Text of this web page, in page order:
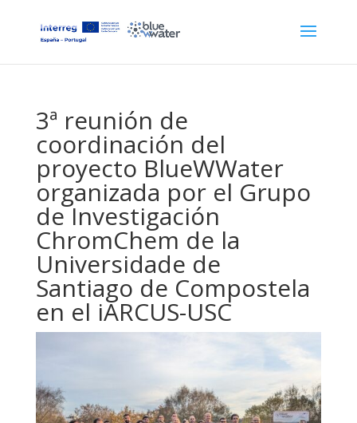
3ª reunión de
coordinación del
proyecto BlueWWater
organizada por el Grupo
de Investigación
ChromChem de la
Universidade de
Santiago de Compostela
en el iARCUS-USC